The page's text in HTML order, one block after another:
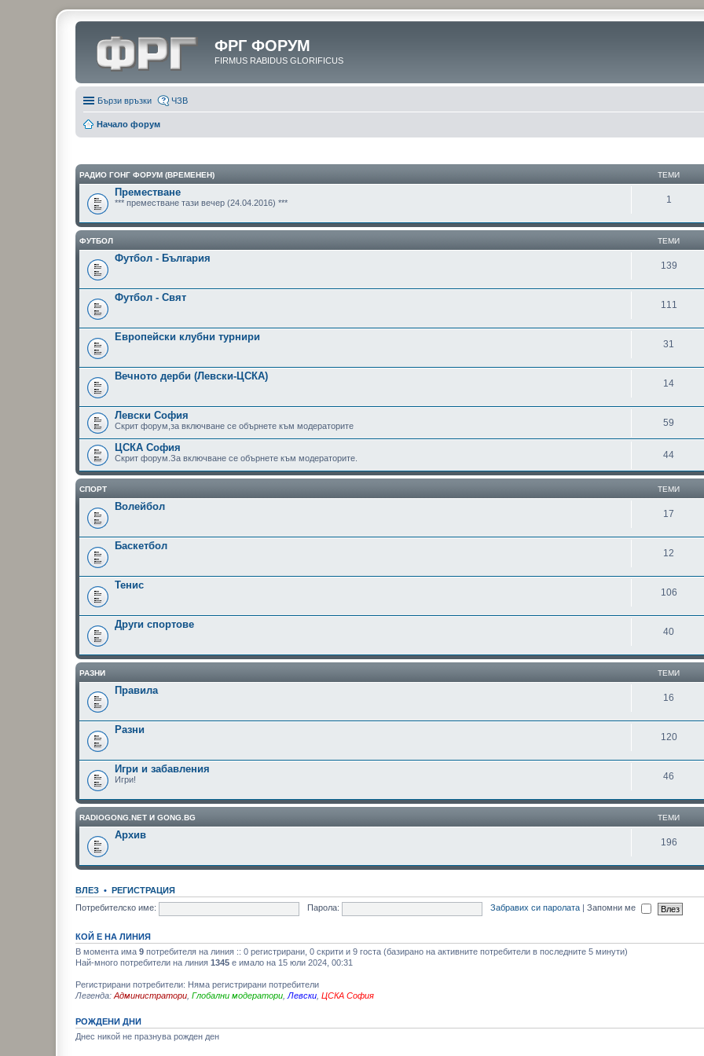
ФРГ ФОРУМ
FIRMUS RABIDUS GLORIFICUS
Бързи връзки ЧЗВ
Начало форум
РАДИО ГОНГ ФОРУМ (ВРЕМЕНЕН) ТЕМИ
Преместване
*** преместване тази вечер (24.04.2016) *** 1
ФУТБОЛ ТЕМИ
Футбол - България
139
Футбол - Свят
111
Европейски клубни турнири
31
Вечното дерби (Левски-ЦСКА)
14
Левски София
Скрит форум,за включване се обърнете към модераторите 59
ЦСКА София
Скрит форум.За включване се обърнете към модераторите. 44
СПОРТ ТЕМИ
Волейбол
17
Баскетбол
12
Тенис
106
Други спортове
40
РАЗНИ ТЕМИ
Правила
16
Разни
120
Игри и забавления
Игри! 46
RADIOGONG.NET И GONG.BG ТЕМИ
Архив
196
ВЛЕЗ • РЕГИСТРАЦИЯ
Потребителско име:
Парола: Забравих си паролата Запомни ме
КОЙ Е НА ЛИНИЯ
В момента има 9 потребителя на линия :: 0 регистрирани, 0 скрити и 9 госта (базирано на активните потребители в последните 5 минути)
Най-много потребители на линия 1345 е имало на 15 юли 2024, 00:31
Регистрирани потребители: Няма регистрирани потребители
Легенда: Администратори Глобални модератори Левски ЦСКА София
РОЖДЕНИ ДНИ
Днес никой не празнува рожден ден